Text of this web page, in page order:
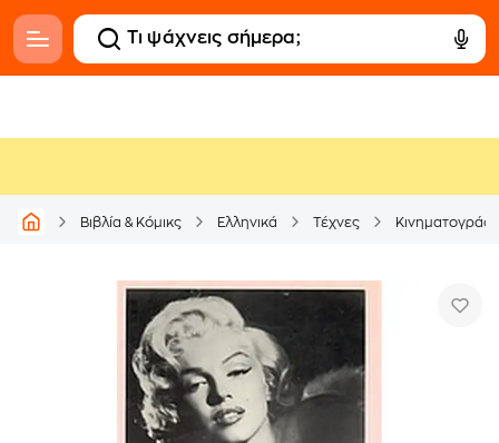
Βιβλία & Κόμικς Ελληνικά Τέχνες